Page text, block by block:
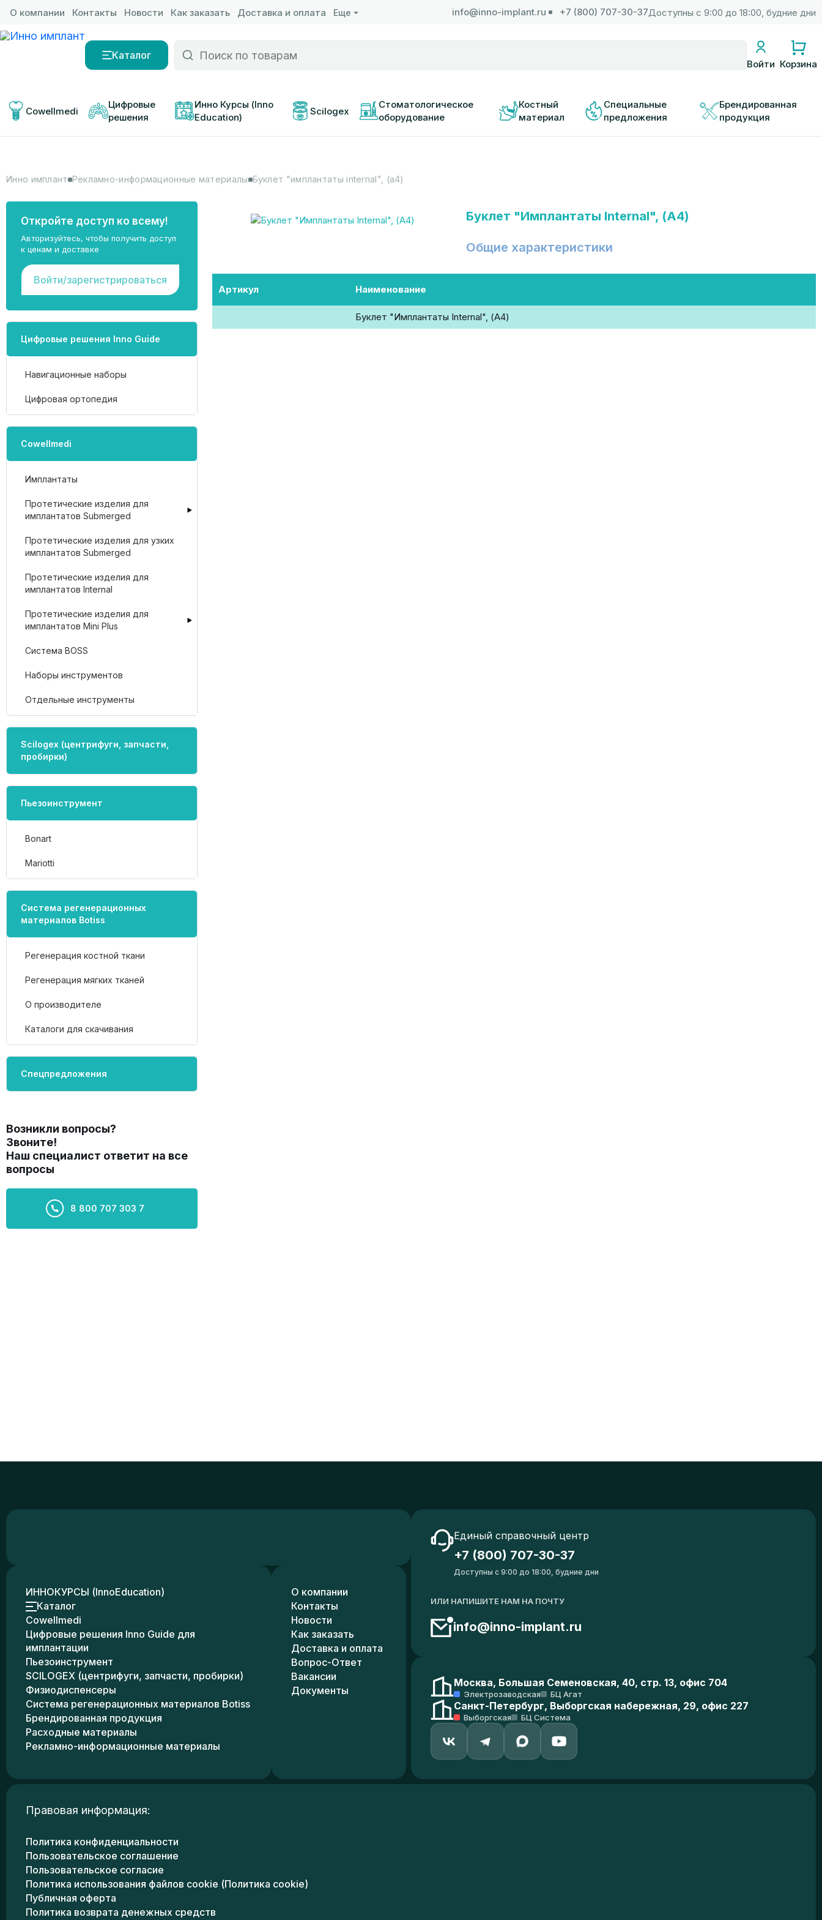
О компании Контакты Новости Как заказать Доставка и оплата Еще info@inno-implant.ru +7 (800) 707-30-37Доступны с 9:00 до 18:00, будние дни
Каталог
Войти Корзина
Cowellmedi
Цифровые
решения
Инно Курсы (Inno
Education)
Scilogex
Стоматологическое
оборудование
Костный
материал
Специальные
предложения
Брендированная
продукция
Инно имплант Рекламно-информационные материалы Буклет "имплантаты internal", (а4)
Откройте доступ ко всему!
Авторизуйтесь, чтобы получить доступ
к ценам и доставке
Войти/зарегистрироваться
Цифровые решения Inno Guide
Навигационные наборы
Цифровая ортопедия
Cowellmedi
Имплантаты
Протетические изделия для
имплантатов Submerged
Протетические изделия для узких
имплантатов Submerged
Протетические изделия для
имплантатов Internal
Протетические изделия для
имплантатов Mini Plus
Система BOSS
Наборы инструментов
Отдельные инструменты
Scilogex (центрифуги, запчасти,
пробирки)
Пьезоинструмент
Bonart
Mariotti
Система регенерационных
материалов Botiss
Регенерация костной ткани
Регенерация мягких тканей
О производителе
Каталоги для скачивания
Спецпредложения
Возникли вопросы?
Звоните!
Наш специалист ответит на все
вопросы
8 800 707 303 7
Буклет "Имплантаты Internal", (А4)
Общие характеристики
Артикул Наименование
Буклет "Имплантаты Internal", (А4)
ИННОКУРСЫ (InnoEducation)
Каталог
Cowellmedi
Цифровые решения Inno Guide для
имплантации
Пьезоинструмент
SCILOGEX (центрифуги, запчасти, пробирки)
Физиодиспенсеры
Система регенерационных материалов Botiss
Брендированная продукция
Расходные материалы
Рекламно-информационные материалы
О компании
Контакты
Новости
Как заказать
Доставка и оплата
Вопрос-Ответ
Вакансии
Документы
Единый справочный центр
+7 (800) 707-30-37
Доступны с 9:00 до 18:00, будние дни
ИЛИ НАПИШИТЕ НАМ НА ПОЧТУ
info@inno-implant.ru
Москва, Большая Семеновская, 40, стр. 13, офис 704
Электрозаводская БЦ Агат
Санкт-Петербург, Выборгская набережная, 29, офис 227
Выборгская БЦ Система
Правовая информация:
Политика конфиденциальности
Пользовательское соглашение
Пользовательское согласие
Политика использования файлов cookie (Политика cookie)
Публичная оферта
Политика возврата денежных средств